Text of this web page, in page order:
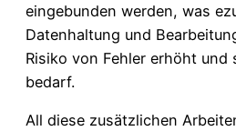
eingebunden werden, was
Datenhaltung und
Risiko von Fehler erhöht und
bedarf.
All diese zusätzlichen